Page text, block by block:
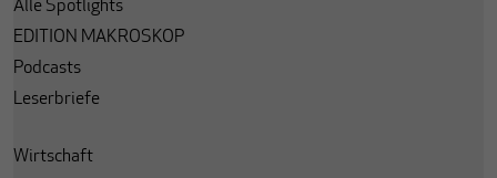
Alle Spotlights
EDITION MAKROSKOP
Podcasts
Leserbriefe
Wirtschaft